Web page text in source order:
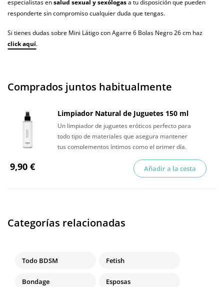
especialistas ensalud sexual y sexólogasa tu disposición que pueden
responderte sin compromiso cualquier duda que tengas.
Si tienes dudas sobre Mini Látigo con Agarre 6 Bolas Negro 26 cm haz
click aquí.
Comprados juntos habitualmente
Limpiador Natural de Juguetes 150 ml
Un limpiador de juguetes eróticos perfecto para
todo tipo de materiales que asegura mantener
tus complementos íntimos como el primer día.
9,90 € Añadir a la cesta
Categorías relacionadas
Todo BDSM Fetish
Bondage Esposas